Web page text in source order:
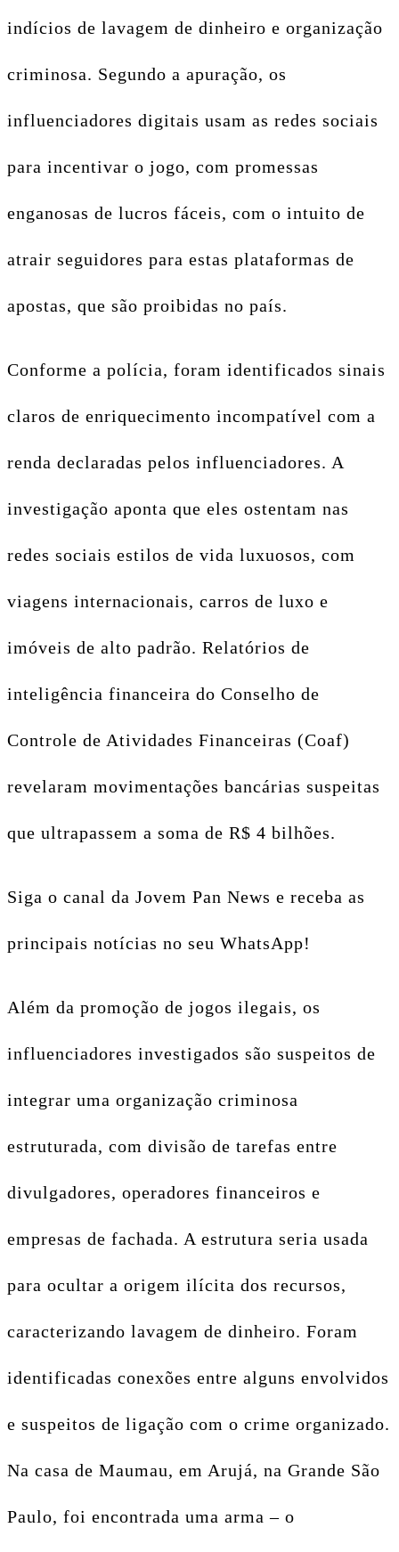
indícios de lavagem de dinheiro e organização
criminosa. Segundo a apuração, os
influenciadores digitais usam as redes sociais
para incentivar o jogo, com promessas
enganosas de lucros fáceis, com o intuito de
atrair seguidores para estas plataformas de
apostas, que são proibidas no país.
Conforme a polícia, foram identificados sinais
claros de enriquecimento incompatível com a
renda declaradas pelos influenciadores. A
investigação aponta que eles ostentam nas
redes sociais estilos de vida luxuosos, com
viagens internacionais, carros de luxo e
imóveis de alto padrão. Relatórios de
inteligência financeira do Conselho de
Controle de Atividades Financeiras (Coaf)
revelaram movimentações bancárias suspeitas
que ultrapassem a soma de R$ 4 bilhões.
Siga o canal da Jovem Pan News e receba as
principais notícias no seu WhatsApp!
Além da promoção de jogos ilegais, os
influenciadores investigados são suspeitos de
integrar uma organização criminosa
estruturada, com divisão de tarefas entre
divulgadores, operadores financeiros e
empresas de fachada. A estrutura seria usada
para ocultar a origem ilícita dos recursos,
caracterizando lavagem de dinheiro. Foram
identificadas conexões entre alguns envolvidos
e suspeitos de ligação com o crime organizado.
Na casa de Maumau, em Arujá, na Grande São
Paulo, foi encontrada uma arma – o